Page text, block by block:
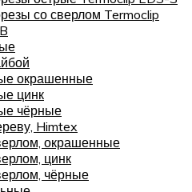
со сверлом Termoclip
окрашенные
цинк
чёрные
Himtex
окрашенные
цинк
чёрные